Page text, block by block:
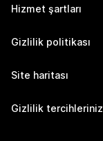
Hizmet şartları
Gizlilik politikası
Site haritası
Gizlilik tercihleriniz